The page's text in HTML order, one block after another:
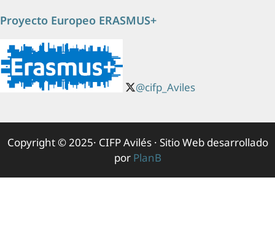
Proyecto Europeo ERASMUS+
@cifp_Aviles
Copyright © 2025· CIFP Avilés · Sitio Web desarrollado
por PlanB